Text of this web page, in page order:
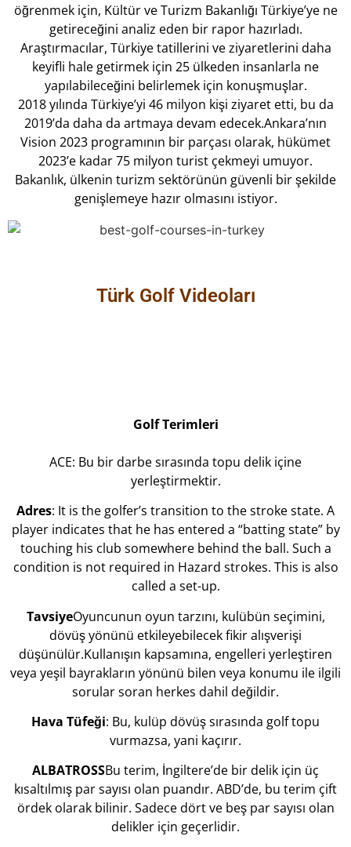
öğrenmek için, Kültür ve Turizm Bakanlığı Türkiye’ye ne
getireceğini analiz eden bir rapor hazırladı.
Araştırmacılar, Türkiye tatillerini ve ziyaretlerini daha
keyifli hale getirmek için 25 ülkeden insanlarla ne
yapılabileceğini belirlemek için konuşmuşlar.
2018 yılında Türkiye’yi 46 milyon kişi ziyaret etti, bu da
2019’da daha da artmaya devam edecek.Ankara’nın
Vision 2023 programının bir parçası olarak, hükümet
2023’e kadar 75 milyon turist çekmeyi umuyor.
Bakanlık, ülkenin turizm sektörünün güvenli bir şekilde
genişlemeye hazır olmasını istiyor.
Türk Golf Videoları
Golf Terimleri
ACE: Bu bir darbe sırasında topu delik içine
yerleştirmektir.
Adres: It is the golfer’s transition to the stroke state. A
player indicates that he has entered a “batting state” by
touching his club somewhere behind the ball. Such a
condition is not required in Hazard strokes. This is also
called a set-up.
TavsiyeOyuncunun oyun tarzını, kulübün seçimini,
dövüş yönünü etkileyebilecek fikir alışverişi
düşünülür.Kullanışın kapsamına, engelleri yerleştiren
veya yeşil bayrakların yönünü bilen veya konumu ile ilgili
sorular soran herkes dahil değildir.
Hava Tüfeği: Bu, kulüp dövüş sırasında golf topu
vurmazsa, yani kaçırır.
ALBATROSSBu terim, İngiltere’de bir delik için üç
kısaltılmış par sayısı olan puandır. ABD’de, bu terim çift
ördek olarak bilinir. Sadece dört ve beş par sayısı olan
delikler için geçerlidir.